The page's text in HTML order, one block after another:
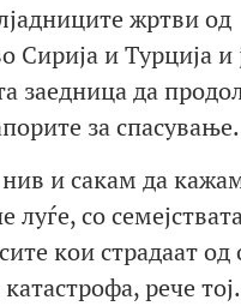
жртви од
Сирија и Турција и
заедница да
за спасување.
и сакам да
луѓе, со
кои страдаат од
рече тој.